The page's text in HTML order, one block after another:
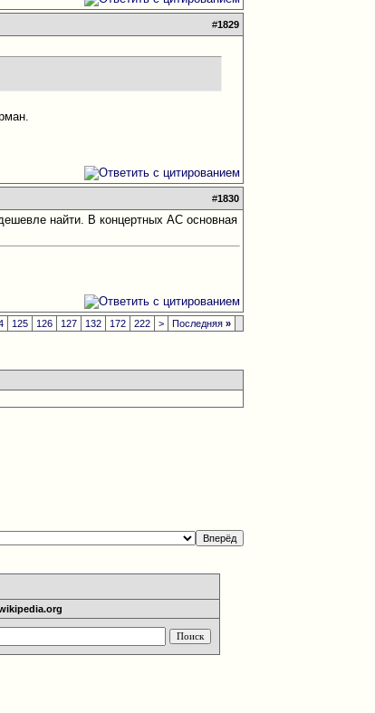
#1829
#1830
найти. В концертных АС основная
125 126 127 132 172 222 > Последняя»